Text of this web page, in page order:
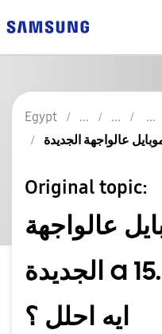
Egypt
Original topic:
عالواجهة
الجديدة a 15. بقى يهنج جدا
ايه احلل ؟